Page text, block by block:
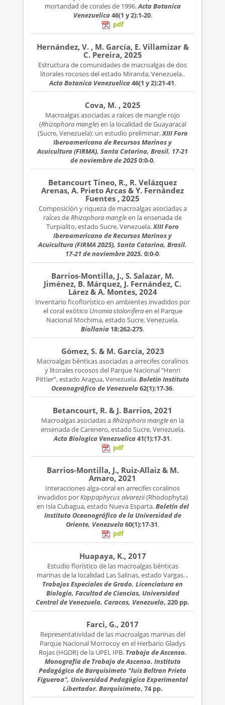
mortandad de corales de 1996.Acta Botanica
Venezuelica46(1 y 2):1-20.
pdf
Hernández, V. , M. García, E. Villamizar &
C. Pereira, 2025
Estructura de comunidades de macroalgas de dos
litorales rocosos del estado Miranda, Venezuela..
Acta Botanica Venezuelica46(1 y 2):21-41.
Cova, M. , 2025
Macroalgas asociadas a raíces de mangle rojo
(Rhizophora mangle) en la localidad de Guayaracal
(Sucre, Venezuela): un estudio preliminar.XIII Foro
Iberoamericano de Recursos Marinos y
Acuicultura (FIRMA), Santa Catarina, Brasil. 17-21
de noviembre de 20250:0-0.
Betancourt Tineo, R., R. Velázquez
Arenas, A. Prieto Arcas & Y. Fernández
Fuentes , 2025
Composición y riqueza de macroalgas asociadas a
raíces deRhizophora mangleen la ensenada de
Turpialito, estado Sucre, Venezuela.XIII Foro
Iberoamericano de Recursos Marinos y
Acuicultura (FIRMA 2025), Santa Catarina, Brasil.
17-21 de noviembre 2025. 0:0-0.
Barrios-Montilla, J., S. Salazar, M.
Jiménez, B. Márquez, J. Fernández, C.
Lárez & A. Montes, 2024
Inventario ficoflorístico en ambientes invadidos por
el coral exótico Unomia stoloniferaen el Parque
Nacional Mochima, estado Sucre, Venezuela.
Biollania 18:262-275.
Gómez, S. & M. García, 2023
Macroalgas bénticas asociadas a arrecifes coralinos
y litorales rocosos del Parque Nacional “Henri
Pittier”, estado Aragua, Venezuela.Boletín Instituto
Oceanográfico de Venezuela62(1):17-36.
Betancourt, R. & J. Barrios, 2021
Macroalgas asociadas aRhizophora mangleen la
ensenada de Carenero, estado Sucre, Venezuela.
Acta Biologica Venezuelica41(1):17-31.
pdf
Barrios-Montilla, J., Ruiz-Allaiz & M.
Amaro, 2021
Interacciones alga-coral en arrecifes coralinos
invadidos porKappaphycus alvarezii(Rhodophyta)
en Isla Cubagua, estado Nueva Esparta.Boletín del
Instituto Oceanográfico de la Universidad de
Oriente, Venezuela60(1):17-31.
pdf
Huapaya, K., 2017
Estudio florístico de las macroalgas bénticas
marinas de la localidad Las Salinas, estado Vargas..
Trabajos Especiales de Grado. Licenciatura en
Biología, Facultad de Ciencias, Universidad
Central de Venezuela. Caracas, Venezuela, 220 pp.
Farci, G., 2017
Representatividad de las macroalgas marinas del
Parque Nacional Morrocoy en el Herbario Gladys
Rojas (HGDR) de la UPEL IPB. Trabajo de Ascenso.
Monografía de Trabajo de Ascenso. Instituto
Pedagógico de Barquisimeto "luis Beltran Prieto
Figueroa", Universidad Pedagógica Experimental
Libertador. Barquisimeto, 74 pp.